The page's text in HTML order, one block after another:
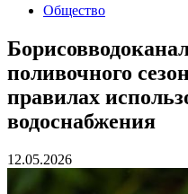
Общество
поливочного
правилах
водоснабжения
12.05.2026